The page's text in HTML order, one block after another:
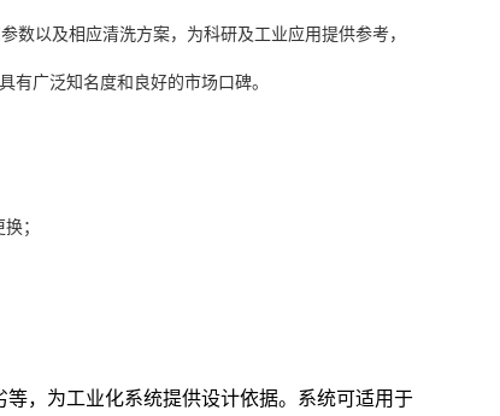
数以及相应清洗方案，为科研及工业应用提供参考，
广泛知名度和良好的市场口碑。
；
，为工业化系统提供设计依据。系统可适用于